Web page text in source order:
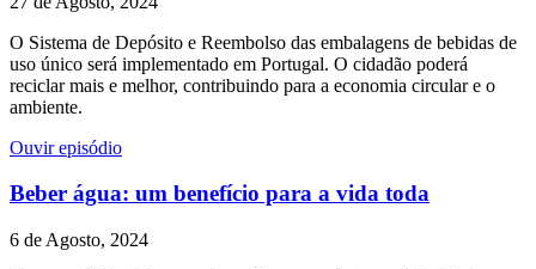
O Sistema de Depósito e Reembolso das embalagens de bebidas de
uso único será implementado em Portugal. O cidadão poderá
reciclar mais e melhor, contribuindo para a economia circular e o
ambiente.
Ouvir episódio
Beber água: um benefício para a vida toda
6 de Agosto, 2024